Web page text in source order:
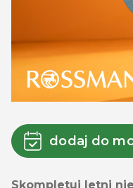
dodaj do
Skompletuj letni